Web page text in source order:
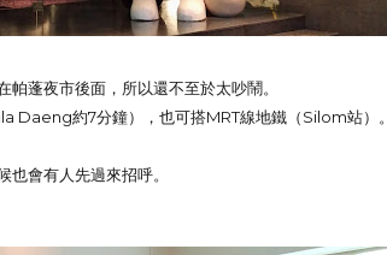
蓬夜市後面，所以還不至於太吵鬧。
Daeng約7分鐘），也可搭MRT線地鐵（Silom站）。
也會有人先過來招呼。